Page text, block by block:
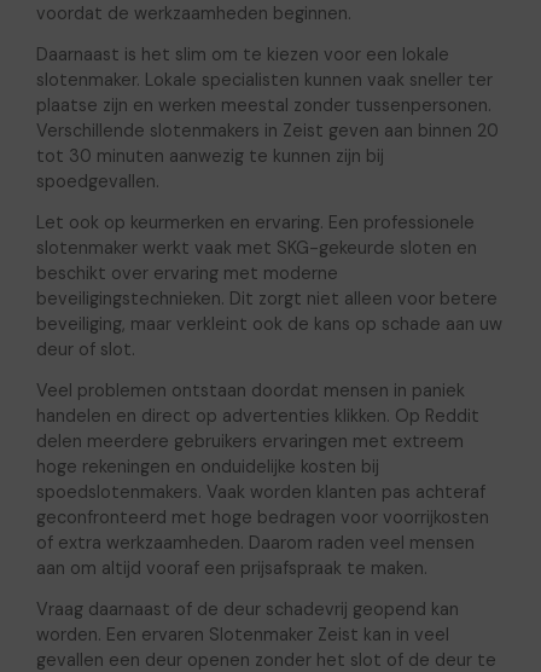
voordat de werkzaamheden beginnen.
Daarnaast is het slim om te kiezen voor een lokale
slotenmaker. Lokale specialisten kunnen vaak sneller ter
plaatse zijn en werken meestal zonder tussenpersonen.
Verschillende slotenmakers in Zeist geven aan binnen 20
tot 30 minuten aanwezig te kunnen zijn bij
spoedgevallen.
Let ook op keurmerken en ervaring. Een professionele
slotenmaker werkt vaak met SKG-gekeurde sloten en
beschikt over ervaring met moderne
beveiligingstechnieken. Dit zorgt niet alleen voor betere
beveiliging, maar verkleint ook de kans op schade aan uw
deur of slot.
Veel problemen ontstaan doordat mensen in paniek
handelen en direct op advertenties klikken. Op Reddit
delen meerdere gebruikers ervaringen met extreem
hoge rekeningen en onduidelijke kosten bij
spoedslotenmakers. Vaak worden klanten pas achteraf
geconfronteerd met hoge bedragen voor voorrijkosten
of extra werkzaamheden. Daarom raden veel mensen
aan om altijd vooraf een prijsafspraak te maken.
Vraag daarnaast of de deur schadevrij geopend kan
worden. Een ervaren Slotenmaker Zeist kan in veel
gevallen een deur openen zonder het slot of de deur te